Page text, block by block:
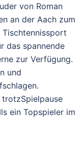
von Roman
an der Aach zum
Tischtennissport
das spannende
zur Verfügung.
und
ein Topspieler im